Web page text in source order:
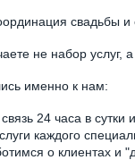
свадьбы
не набор услуг,
именно к нам:
24 часа в сутки
каждого
о клиентах и